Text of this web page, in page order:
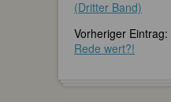
(Dritter Band)
Vorheriger Eintrag:
Rede wert?!